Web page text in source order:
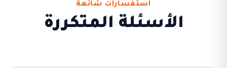
استفسارات شائعة
الأسئلة المتكررة